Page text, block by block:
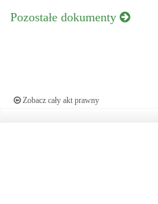
Pozostałe dokumenty
Zobacz cały akt prawny